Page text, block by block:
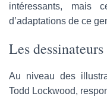
intéressants, mais
d’adaptations de ce
Les dessinateurs
Au niveau des
Todd Lockwood,